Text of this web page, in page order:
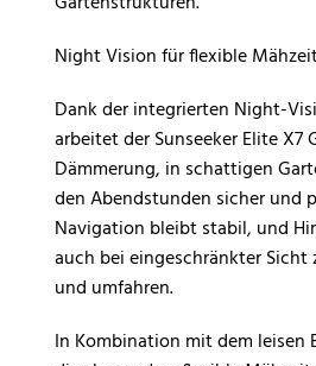
Night Vision für flexible
Dank der integrierten Night-
arbeitet der Sunseeker Elite X7
Dämmerung, in schattigen
den Abendstunden sicher und
Navigation bleibt stabil, und
auch bei eingeschränkter Sicht
und umfahren.
In Kombination mit dem leisen